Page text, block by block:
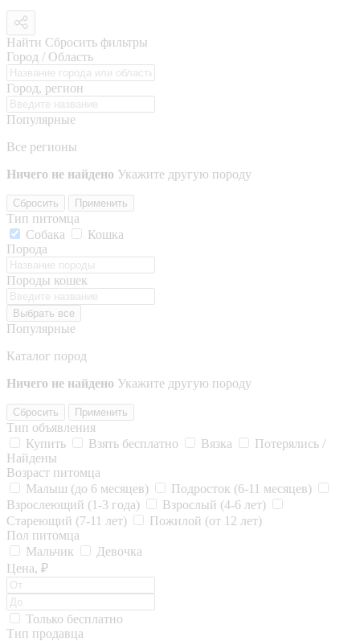
Найти Сбросить фильтры
Город / Область
Город, регион
Популярные
Все регионы
Ничего не найдено Укажите другую породу
Сбросить Применить
Тип питомца
Собака
Кошка
Порода
Породы кошек
Выбрать все
Популярные
Каталог пород
Ничего не найдено Укажите другую породу
Сбросить Применить
Тип объявления
Купить
Взять бесплатно Вязка
Потерялись /
Найдены
Возраст питомца
Малыш (до 6 месяцев)
Подросток (6-11 месяцев)
Взрослеющий (1-3 года)
Взрослый (4-6 лет)
Стареющий (7-11 лет)
Пожилой (от 12 лет)
Пол питомца
Мальчик
Девочка
Цена, ₽
Только бесплатно
Тип продавца